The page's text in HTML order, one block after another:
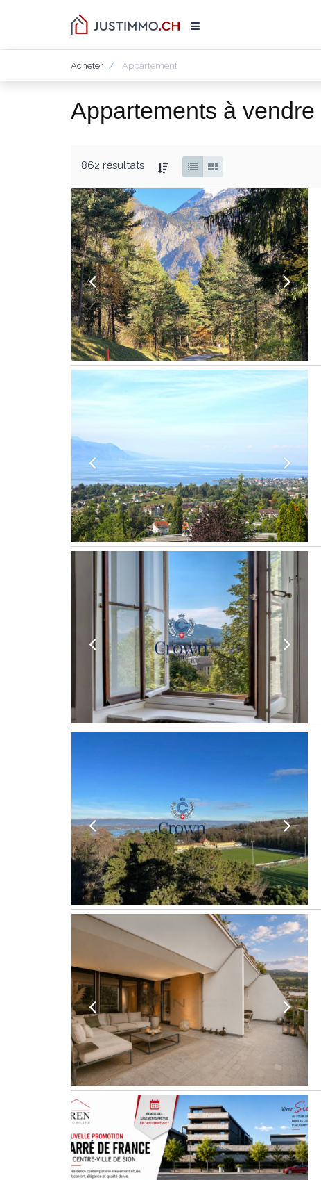
Acheter Appartement
Appartements à vendre
862 résultats